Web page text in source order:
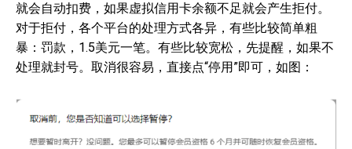
就会自动扣费，如果虚拟信用卡余额不足就会产生拒付。
对于拒付，各个平台的处理方式各异，有些比较简单粗
暴：罚款，1.5美元一笔。有些比较宽松，先提醒，如果不
处理就封号。取消很容易，直接点“停用”即可，如图：